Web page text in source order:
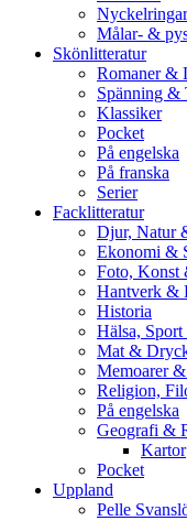
Målar- &
Skönlitteratur
Romaner &
Spänning &
Klassiker
Pocket
På engelska
På franska
Serier
Facklitteratur
Djur, Natur
Ekonomi &
Foto, Konst
Hantverk &
Historia
Hälsa,
Mat &
Memoarer
Religion,
På engelska
Geografi &
Kartor
Pocket
Uppland
Pelle